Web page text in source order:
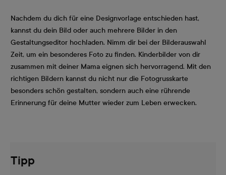
Nachdem du dich für eine Designvorlage entschieden hast,
kannst du dein Bild oder auch mehrere Bilder in den
Gestaltungseditor hochladen. Nimm dir bei der Bilderauswahl
Zeit, um ein besonderes Foto zu finden. Kinderbilder von dir
zusammen mit deiner Mama eignen sich hervorragend. Mit den
richtigen Bildern kannst du nicht nur die Fotogrusskarte
besonders schön gestalten, sondern auch eine rührende
Erinnerung für deine Mutter wieder zum Leben erwecken.
Tipp